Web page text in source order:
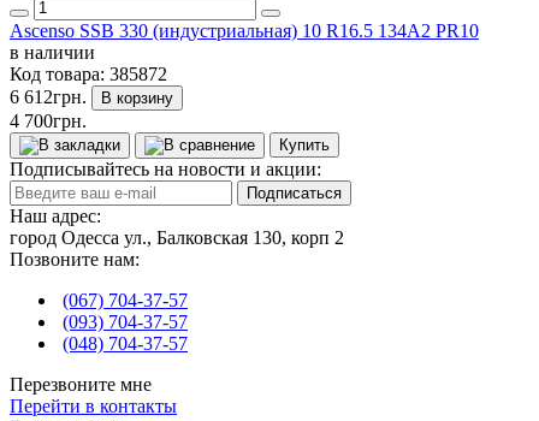
Ascenso SSB 330 (индустриальная) 10 R16.5 134A2 PR10
в наличии
Код товара: 385872
6 612грн.
В корзину
4 700грн.
Купить
Подписывайтесь на новости и акции:
Подписаться
Наш адрес:
город Одесса ул., Балковская 130, корп 2
Позвоните нам:
(067) 704-37-57
(093) 704-37-57
(048) 704-37-57
Перезвоните мне
Перейти в контакты